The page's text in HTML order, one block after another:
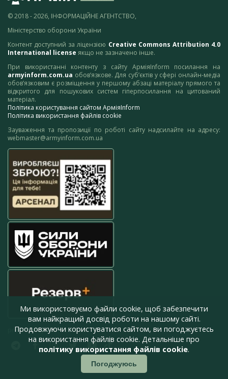
© 2018 - 2026, ІНФОРМАЦІЙНЕ АГЕНТСТВО,
Міністерство оборони України
Контент доступний за ліцензією Creative Commons Attribution 4.0
International license якщо не зазначено інше.
При використанні контенту з сайту АрміяInform посилання на
armyinform.com.ua обов’язкове. Для суб’єктів у сфері онлайн-медіа
обов’язковим є розміщення у першому абзаці матеріалу прямого та
відкритого для пошукових систем гіперпосилання на цитований
матеріал.
Політика користування сайтом АрміяInform
Політика використання файлів cookie
Зауваження та пропозиції по роботі сайту надсилайте на адресу:
webmaster@armyinform.com.ua
press@armyinform.com.ua
Ми використовуємо файли cookie, щоб забезпечити
вам найкращий досвід роботи на нашому сайті.
Продовжуючи користуватися сайтом, ви погоджуєтесь
на використання файлів cookie. Детальніше про
політику використання файлів cookie.
Погоджуюсь